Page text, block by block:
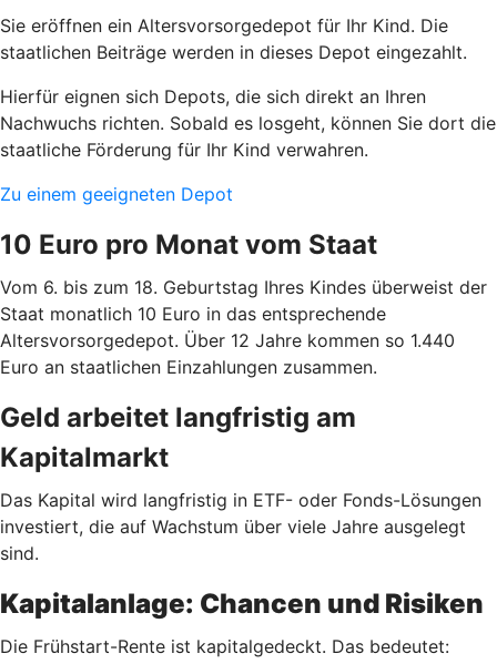
Sie eröffnen ein Altersvorsorgedepot für Ihr Kind. Die
staatlichen Beiträge werden in dieses Depot eingezahlt.
Hierfür eignen sich Depots, die sich direkt an Ihren
Nachwuchs richten. Sobald es losgeht, können Sie dort die
staatliche Förderung für Ihr Kind verwahren.
Zu einem geeigneten Depot
10 Euro pro Monat vom Staat
Vom 6. bis zum 18. Geburtstag Ihres Kindes überweist der
Staat monatlich 10 Euro in das entsprechende
Altersvorsorgedepot. Über 12 Jahre kommen so 1.440
Euro an staatlichen Einzahlungen zusammen.
Geld arbeitet langfristig am
Kapitalmarkt
Das Kapital wird langfristig in ETF- oder Fonds-Lösungen
investiert, die auf Wachstum über viele Jahre ausgelegt
sind.
Kapitalanlage: Chancen und Risiken
Die Frühstart-Rente ist kapitalgedeckt. Das bedeutet: